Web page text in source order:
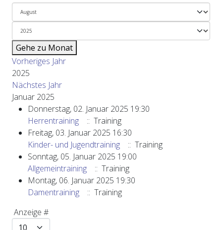
Gehe zu Monat
Vorheriges Jahr
2025
Nächstes Jahr
Januar 2025
Donnerstag, 02. Januar 2025 19:30
Herrentraining
:: Training
Freitag, 03. Januar 2025 16:30
Kinder- und Jugendtraining
:: Training
Sonntag, 05. Januar 2025 19:00
Allgemeintraining
:: Training
Montag, 06. Januar 2025 19:30
Damentraining
:: Training
Limite der Paginierungsliste
Anzeige #